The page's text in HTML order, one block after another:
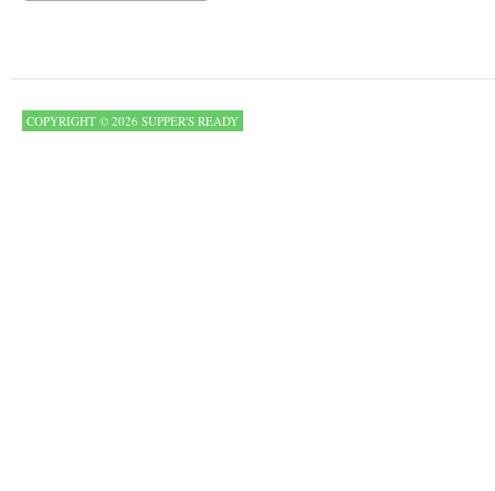
COPYRIGHT © 2026 SUPPER'S READY